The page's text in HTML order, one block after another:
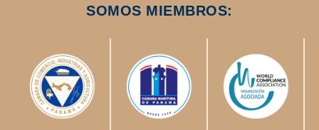
SOMOS MIEMBROS: